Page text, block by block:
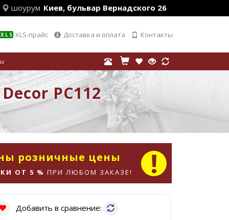
шоурум Киев, бульвар Вернадского 26
XLS XLS-прайс Доставка и оплата Контакты
PC112
розничные цены
ОТ 5 % ПРИ ЛЮБОМ ЗАКАЗЕ!
Добавить в сравнение: